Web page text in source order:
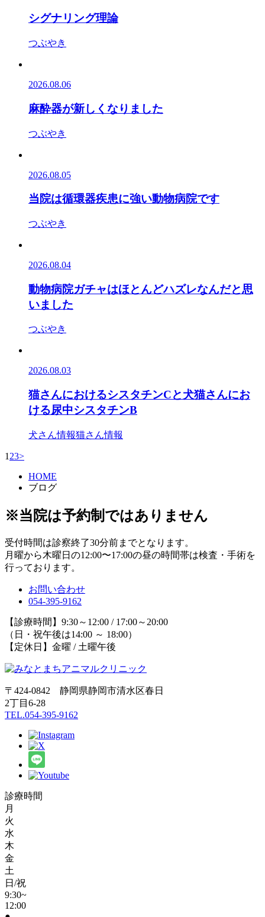
シグナリング理論
つぶやき
2026.08.06
麻酔器が新しくなりました
つぶやき
2026.08.05
当院は循環器疾患に強い動物病院です
つぶやき
2026.08.04
動物病院ガチャはほとんどハズレなんだと思
いました
つぶやき
2026.08.03
猫さんにおけるシスタチンCと犬猫さんにお
ける尿中シスタチンB
犬さん情報猫さん情報
1 23>
HOME
ブログ
※当院は予約制ではありません
受付時間は診察終了30分前までとなります。
月曜から木曜日の12:00〜17:00の昼の時間帯は検査・手術を
行っております。
お問い合わせ
054-395-9162
【診療時間】9:30～12:00 / 17:00～20:00
（日・祝午後は14:00 ～ 18:00）
【定休日】金曜 / 土曜午後
〒424-0842 静岡県静岡市清水区春日
2丁目6-28
TEL.054-395-9162
診療時間
月
火
水
木
金
土
日/祝
9:30~
12:00